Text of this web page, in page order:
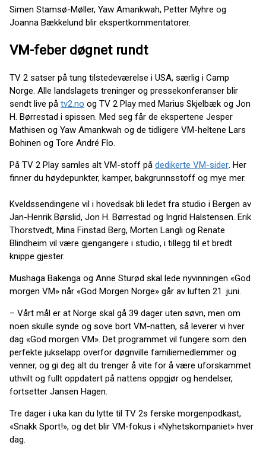
Simen Stamsø-Møller, Yaw Amankwah, Petter Myhre og
Joanna Bækkelund blir ekspertkommentatorer.
VM-feber døgnet rundt
TV 2 satser på tung tilstedeværelse i USA, særlig i Camp
Norge. Alle landslagets treninger og pressekonferanser blir
sendt live på tv2.no og TV 2 Play med Marius Skjelbæk og Jon
H. Børrestad i spissen. Med seg får de ekspertene Jesper
Mathisen og Yaw Amankwah og de tidligere VM-heltene Lars
Bohinen og Tore André Flo.
På TV 2 Play samles alt VM-stoff på dedikerte VM-sider . Her
finner du høydepunkter, kamper, bakgrunnsstoff og mye mer.
Kveldssendingene vil i hovedsak bli ledet fra studio i Bergen av
Jan-Henrik Børslid, Jon H. Børrestad og Ingrid Halstensen. Erik
Thorstvedt, Mina Finstad Berg, Morten Langli og Renate
Blindheim vil være gjengangere i studio, i tillegg til et bredt
knippe gjester.
Mushaga Bakenga og Anne Sturød skal lede nyvinningen «God
morgen VM» når «God Morgen Norge» går av luften 21. juni.
– Vårt mål er at Norge skal gå 39 dager uten søvn, men om
noen skulle synde og sove bort VM-natten, så leverer vi hver
dag «God morgen VM». Det programmet vil fungere som den
perfekte jukselapp overfor døgnville familiemedlemmer og
venner, og gi deg alt du trenger å vite for å være uforskammet
uthvilt og fullt oppdatert på nattens oppgjør og hendelser,
fortsetter Jansen Hagen.
Tre dager i uka kan du lytte til TV 2s ferske morgenpodkast,
«Snakk Sport!», og det blir VM-fokus i «Nyhetskompaniet» hver
dag.